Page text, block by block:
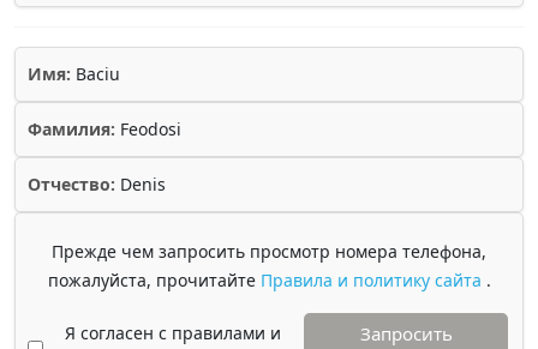
Имя: Baciu
Фамилия: Feodosi
Отчество: Denis
Прежде чем запросить просмотр номера телефона,
пожалуйста, прочитайте Правила и политику сайта .
Я согласен с правилами и
Запросить